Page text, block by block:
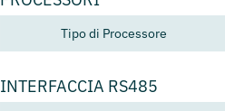
Tipo di Processore
INTERFACCIA RS485